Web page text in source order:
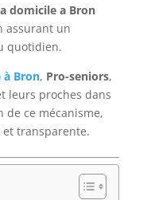
domicile a Bron
assurant un
quotidien.
à Bron, Pro-seniors,
leurs proches dans
de ce mécanisme,
transparente.